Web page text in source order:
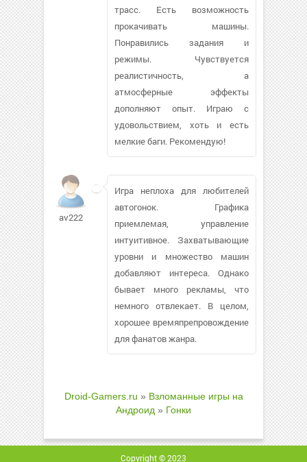
трасс. Есть возможность
прокачивать машины.
Понравились задания и
режимы. Чувствуется
реалистичность, а
атмосферные эффекты
дополняют опыт. Играю с
удовольствием, хоть и есть
мелкие баги. Рекомендую!
av222
Игра неплоха для любителей
автогонок. Графика
приемлемая, управление
интуитивное. Захватывающие
уровни и множество машин
добавляют интереса. Однако
бывает много рекламы, что
немного отвлекает. В целом,
хорошее времяпрепровождение
для фанатов жанра.
Droid-Gamers.ru » Взломанные игры на
Андроид » Гонки
Copyright © 2023